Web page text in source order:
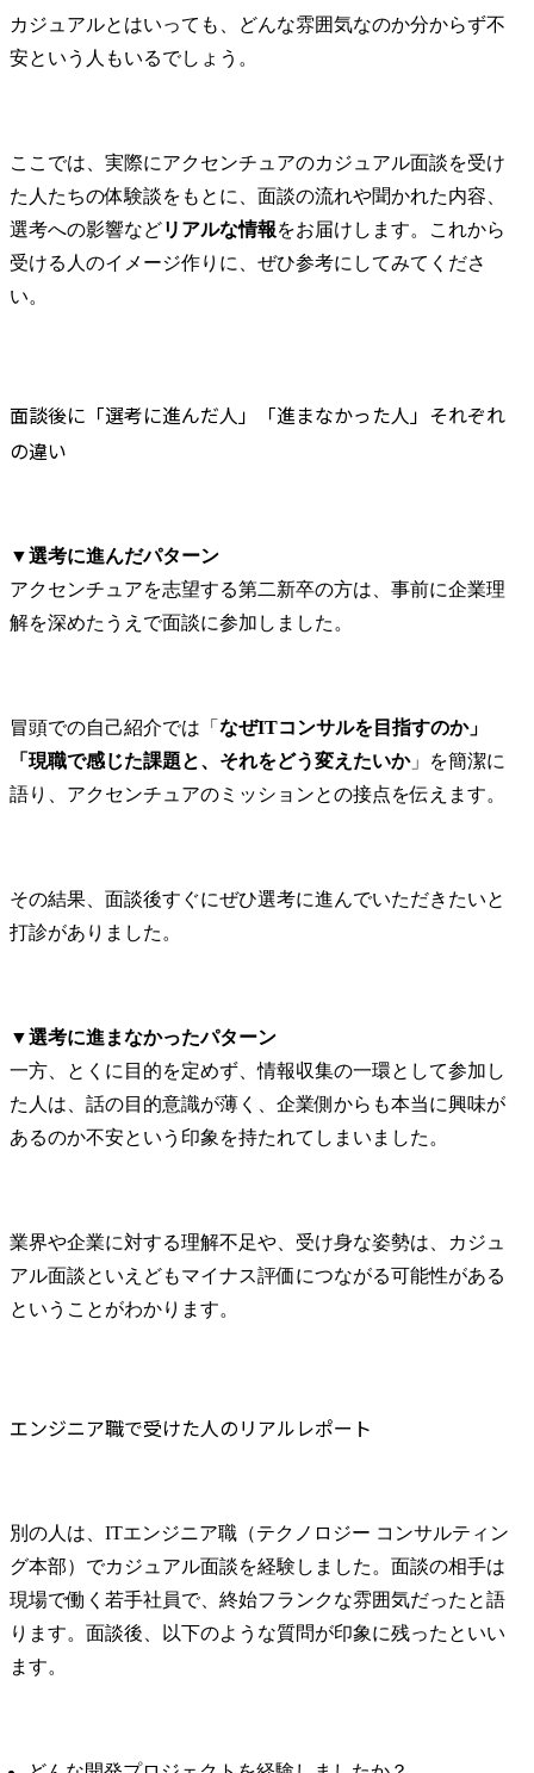
カジュアルとはいっても、どんな雰囲気なのか分からず不
安という人もいるでしょう。
ここでは、実際にアクセンチュアのカジュアル面談を受け
た人たちの体験談をもとに、面談の流れや聞かれた内容、
選考への影響などリアルな情報をお届けします。これから
受ける人のイメージ作りに、ぜひ参考にしてみてくださ
い。
面談後に「選考に進んだ人」「進まなかった人」それぞれ
の違い
▼選考に進んだパターン
アクセンチュアを志望する第二新卒の方は、事前に企業理
解を深めたうえで面談に参加しました。
冒頭での自己紹介では「 なぜITコンサルを目指すのか」
「現職で感じた課題と、それをどう変えたいか」を簡潔に
語り、アクセンチュアのミッションとの接点を伝えます。
その結果、面談後すぐにぜひ選考に進んでいただきたいと
打診がありました。
▼選考に進まなかったパターン
一方、とくに目的を定めず、情報収集の一環として参加し
た人は、話の目的意識が薄く、企業側からも本当に興味が
あるのか不安という印象を持たれてしまいました。
業界や企業に対する理解不足や、受け身な姿勢は、カジュ
アル面談といえどもマイナス評価につながる可能性がある
ということがわかります。
エンジニア職で受けた人のリアルレポート
別の人は、ITエンジニア職（テクノロジー コンサルティン
グ本部）でカジュアル面談を経験しました。面談の相手は
現場で働く若手社員で、終始フランクな雰囲気だったと語
ります。面談後、以下のような質問が印象に残ったといい
ます。